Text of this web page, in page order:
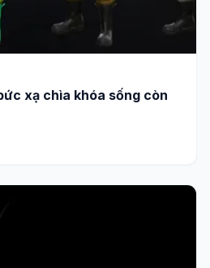
xạ chìa khóa sống còn